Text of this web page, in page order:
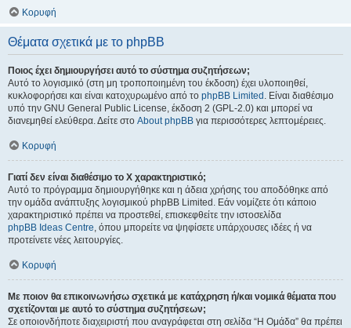
Κορυφή
Θέματα σχετικά με το phpBB
Ποιος έχει δημιουργήσει αυτό το σύστημα συζητήσεων;
Αυτό το λογισμικό (στη μη τροποποιημένη του έκδοση) έχει υλοποιηθεί,
κυκλοφορήσει και είναι κατοχυρωμένο από το phpBB Limited . Είναι διαθέσιμο
υπό την GNU General Public License, έκδοση 2 (GPL-2.0) και μπορεί να
διανεμηθεί ελεύθερα. Δείτε στο About phpBB για περισσότερες λεπτομέρειες.
Κορυφή
Γιατί δεν είναι διαθέσιμο το Χ χαρακτηριστικό;
Αυτό το πρόγραμμα δημιουργήθηκε και η άδεια χρήσης του αποδόθηκε από
την ομάδα ανάπτυξης λογισμικού phpBB Limited. Εάν νομίζετε ότι κάποιο
χαρακτηριστικό πρέπει να προστεθεί, επισκεφθείτε την ιστοσελίδα
phpBB Ideas Centre, όπου μπορείτε να ψηφίσετε υπάρχουσες ιδέες ή να
προτείνετε νέες λειτουργίες.
Κορυφή
Με ποιον θα επικοινωνήσω σχετικά με κατάχρηση ή/και νομικά θέματα που
σχετίζονται με αυτό το σύστημα συζητήσεων;
Σε οποιονδήποτε διαχειριστή που αναγράφεται στη σελίδα “Η Ομάδα” θα πρέπει